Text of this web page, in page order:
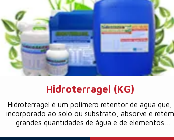
Hidroterragel (KG)
Hidroterragel é um polímero retentor de água que,
incorporado ao solo ou substrato, absorve e retém
grandes quantidades de água e de elementos